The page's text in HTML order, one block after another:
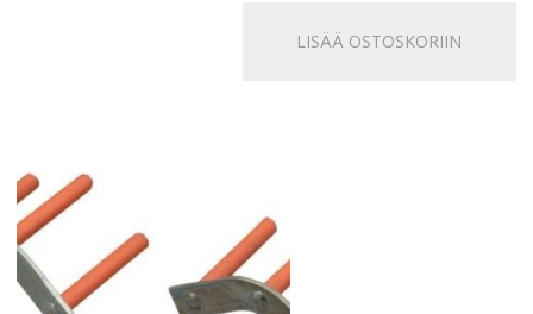
LISÄÄ OSTOSKORIIN